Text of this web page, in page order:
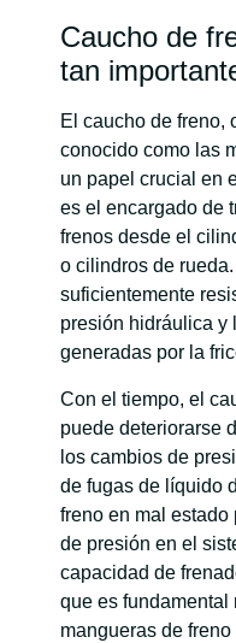
Caucho de
tan
El caucho de freno,
conocido como las
un papel crucial en
es el encargado de
frenos desde el
o cilindros de
suficientemente
presión hidráulica y
generadas por la
Con el tiempo, el
puede deteriorarse
los cambios de
de fugas de líquido
freno en mal
de presión en el
capacidad de
que es fundamental
mangueras de